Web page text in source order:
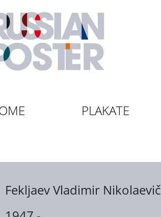
PLAKATE
Fekljaev Vladimir Nikolaevič